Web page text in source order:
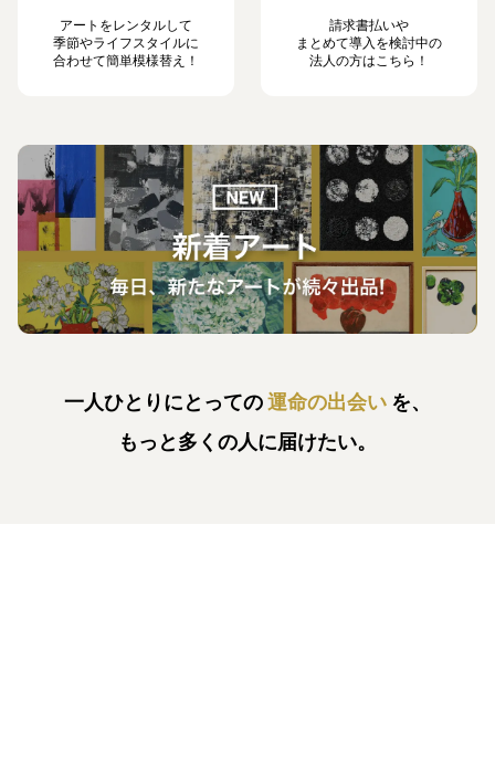
アートをレンタルして
季節やライフスタイルに
合わせて簡単模様替え！
請求書払いや
まとめて導入を検討中の
法人の方はこちら！
一人ひとりにとっての運命の出会い を、
もっと多くの人に届けたい。